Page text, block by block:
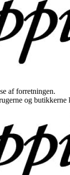
af forretningen.
og butikkerne